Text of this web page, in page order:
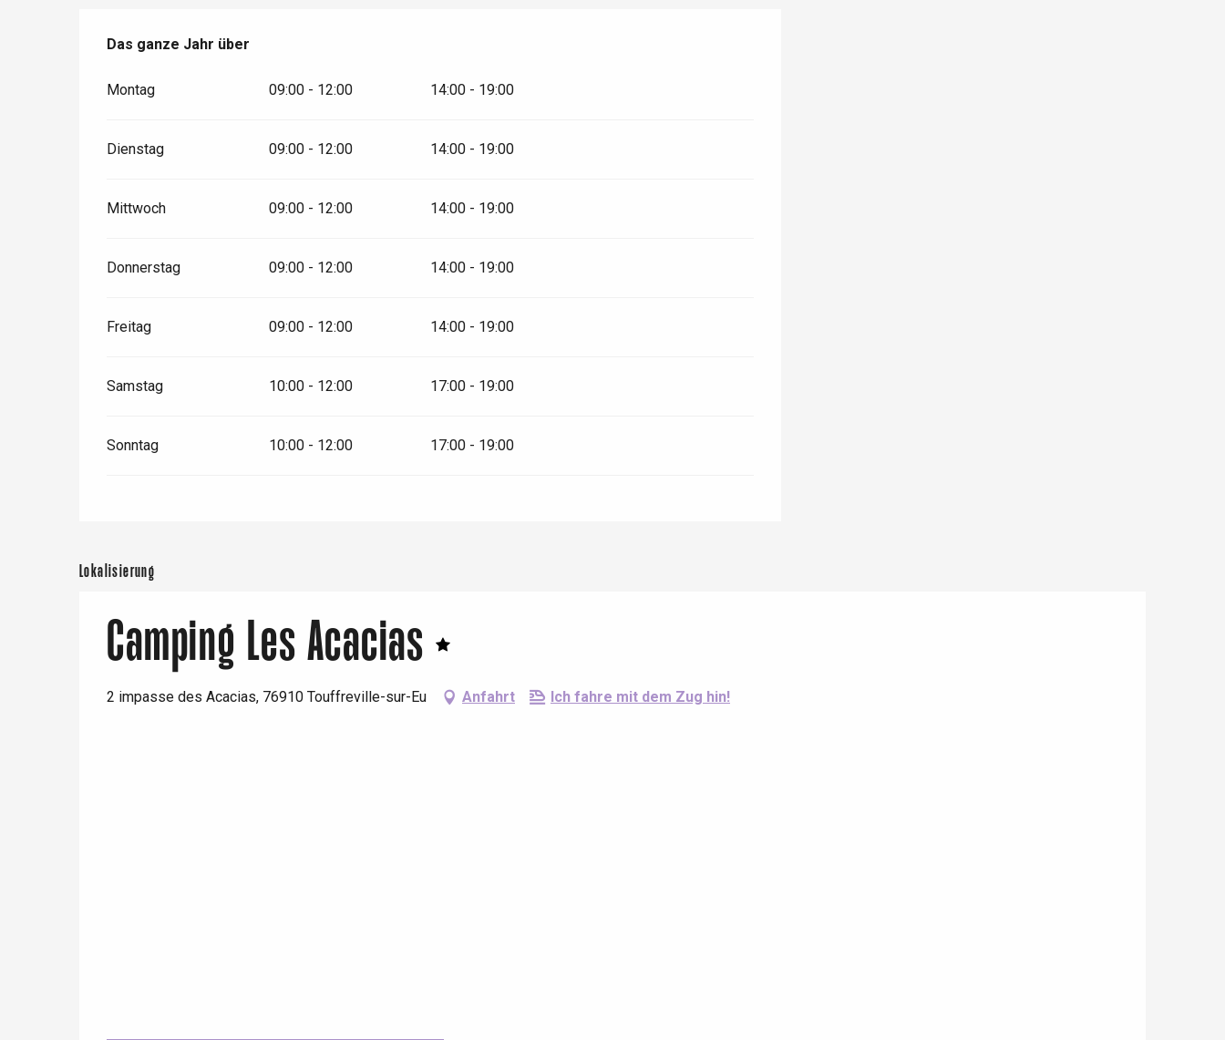
Das ganze Jahr über
Das ganze Jahr über
Montag 09:00 - 12:00 14:00 - 19:00
Dienstag 09:00 - 12:00 14:00 - 19:00
Mittwoch 09:00 - 12:00 14:00 - 19:00
Donnerstag 09:00 - 12:00 14:00 - 19:00
Freitag 09:00 - 12:00 14:00 - 19:00
Samstag 10:00 - 12:00 17:00 - 19:00
Sonntag 10:00 - 12:00 17:00 - 19:00
Lokalisierung
Camping Les Acacias
2 impasse des Acacias, 76910 Touffreville-sur-Eu Anfahrt Ich fahre mit dem Zug hin!